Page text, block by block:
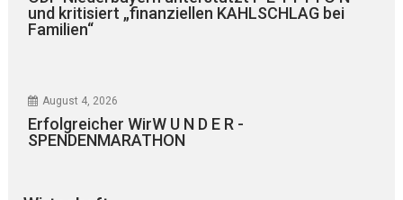
und kritisiert „finanziellen KAHLSCHLAG bei
Familien“
August 4, 2026
Erfolgreicher WirW U N D E R -
SPENDENMARATHON